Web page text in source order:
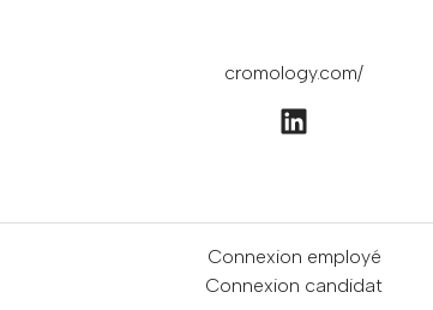
cromology.com/
Connexion employé
Connexion candidat